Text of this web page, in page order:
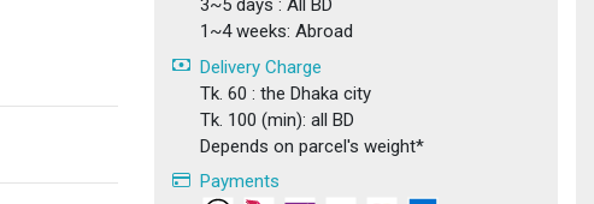
3~5 days : All BD
1~4 weeks: Abroad
Delivery Charge
Tk. 60 : the Dhaka city
Tk. 100 (min): all BD
Depends on parcel's weight*
Payments